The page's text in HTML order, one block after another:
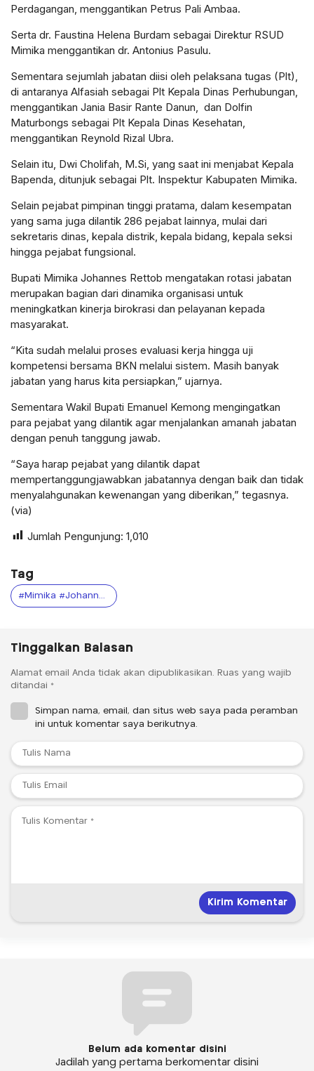
Perdagangan, menggantikan Petrus Pali Ambaa.
Serta dr. Faustina Helena Burdam sebagai Direktur RSUD
Mimika menggantikan dr. Antonius Pasulu.
Sementara sejumlah jabatan diisi oleh pelaksana tugas (Plt),
di antaranya Alfasiah sebagai Plt Kepala Dinas Perhubungan,
menggantikan Jania Basir Rante Danun, dan Dolfin
Maturbongs sebagai Plt Kepala Dinas Kesehatan,
menggantikan Reynold Rizal Ubra.
Selain itu, Dwi Cholifah, M.Si, yang saat ini menjabat Kepala
Bapenda, ditunjuk sebagai Plt. Inspektur Kabupaten Mimika.
Selain pejabat pimpinan tinggi pratama, dalam kesempatan
yang sama juga dilantik 286 pejabat lainnya, mulai dari
sekretaris dinas, kepala distrik, kepala bidang, kepala seksi
hingga pejabat fungsional.
Bupati Mimika Johannes Rettob mengatakan rotasi jabatan
merupakan bagian dari dinamika organisasi untuk
meningkatkan kinerja birokrasi dan pelayanan kepada
masyarakat.
“Kita sudah melalui proses evaluasi kerja hingga uji
kompetensi bersama BKN melalui sistem. Masih banyak
jabatan yang harus kita persiapkan,” ujarnya.
Sementara Wakil Bupati Emanuel Kemong mengingatkan
para pejabat yang dilantik agar menjalankan amanah jabatan
dengan penuh tanggung jawab.
“Saya harap pejabat yang dilantik dapat
mempertanggungjawabkan jabatannya dengan baik dan tidak
menyalahgunakan kewenangan yang diberikan,” tegasnya.
(via)
Jumlah Pengunjung: 1,010
Tag
Tinggalkan Balasan
Alamat email Anda tidak akan dipublikasikan.
Ruas yang wajib
ditandai *
Simpan nama, email, dan situs web saya pada peramban
ini untuk komentar saya berikutnya.
Belum ada komentar disini
Jadilah yang pertama berkomentar disini